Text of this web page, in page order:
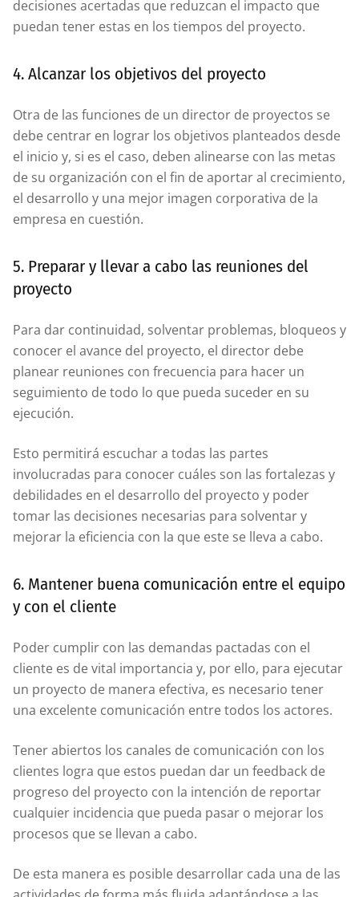
decisiones acertadas que reduzcan el impacto que
puedan tener estas en los tiempos del proyecto.
4. Alcanzar los objetivos del proyecto
Otra de las funciones de un director de proyectos se
debe centrar en lograr los objetivos planteados desde
el inicio y, si es el caso, deben alinearse con las metas
de su organización con el fin de aportar al crecimiento,
el desarrollo y una mejor imagen corporativa de la
empresa en cuestión.
5. Preparar y llevar a cabo las reuniones del
proyecto
Para dar continuidad, solventar problemas, bloqueos y
conocer el avance del proyecto, el director debe
planear reuniones con frecuencia para hacer un
seguimiento de todo lo que pueda suceder en su
ejecución.
Esto permitirá escuchar a todas las partes
involucradas para conocer cuáles son las fortalezas y
debilidades en el desarrollo del proyecto y poder
tomar las decisiones necesarias para solventar y
mejorar la eficiencia con la que este se lleva a cabo.
6. Mantener buena comunicación entre el equipo
y con el cliente
Poder cumplir con las demandas pactadas con el
cliente es de vital importancia y, por ello, para ejecutar
un proyecto de manera efectiva, es necesario tener
una excelente comunicación entre todos los actores.
Tener abiertos los canales de comunicación con los
clientes logra que estos puedan dar un feedback de
progreso del proyecto con la intención de reportar
cualquier incidencia que pueda pasar o mejorar los
procesos que se llevan a cabo.
De esta manera es posible desarrollar cada una de las